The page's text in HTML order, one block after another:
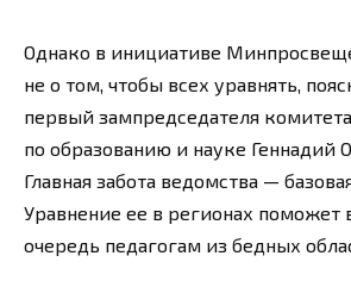
Однако в инициативе
не о том, чтобы всех уравнять,
первый зампредседателя
по образованию и науке Геннадий
Главная забота ведомства —
Уравнение ее в регионах поможет
очередь педагогам из бедных